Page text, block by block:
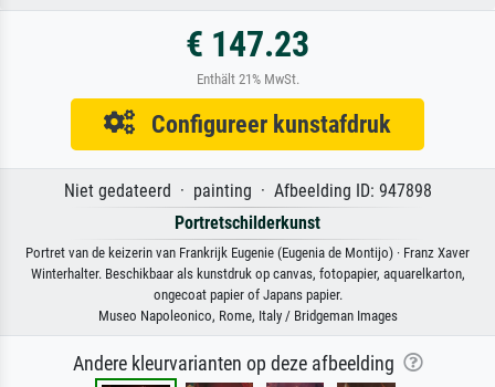
€ 147.23
Enthält 21% MwSt.
Configureer kunstafdruk
Niet gedateerd · painting · Afbeelding ID: 947898
Portretschilderkunst
Portret van de keizerin van Frankrijk Eugenie (Eugenia de Montijo) · Franz Xaver
Winterhalter. Beschikbaar als kunstdruk op canvas, fotopapier, aquarelkarton,
ongecoat papier of Japans papier.
Museo Napoleonico, Rome, Italy / Bridgeman Images
Andere kleurvarianten op deze afbeelding